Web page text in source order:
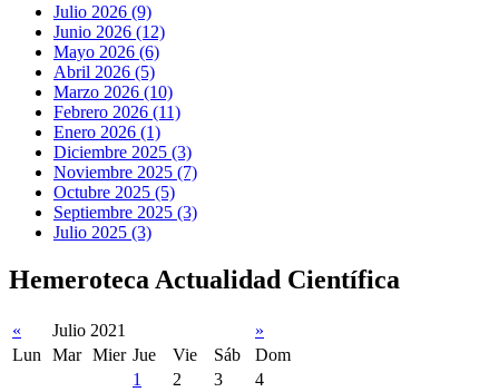
Julio 2026 (9)
Junio 2026 (12)
Mayo 2026 (6)
Abril 2026 (5)
Marzo 2026 (10)
Febrero 2026 (11)
Enero 2026 (1)
Diciembre 2025 (3)
Noviembre 2025 (7)
Octubre 2025 (5)
Septiembre 2025 (3)
Julio 2025 (3)
Hemeroteca Actualidad Científica
« Julio 2021
»
Lun
Mar Mier Jue Vie Sáb
Dom
1
2 3
4